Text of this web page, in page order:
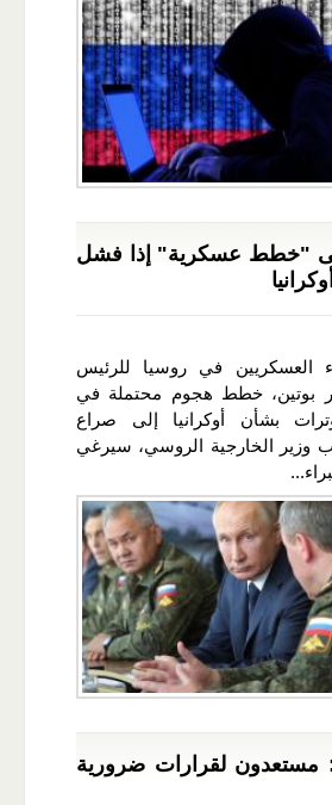
"خطط عسكرية" إذا فشل
العسكريين في روسيا للرئيس
بوتين، خطط هجوم محتملة في
بشأن أوكرانيا إلى صراع
وزير الخارجية الروسي، سيرغي
مستعدون لقرارات ضرورية